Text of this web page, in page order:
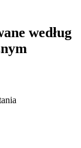
według